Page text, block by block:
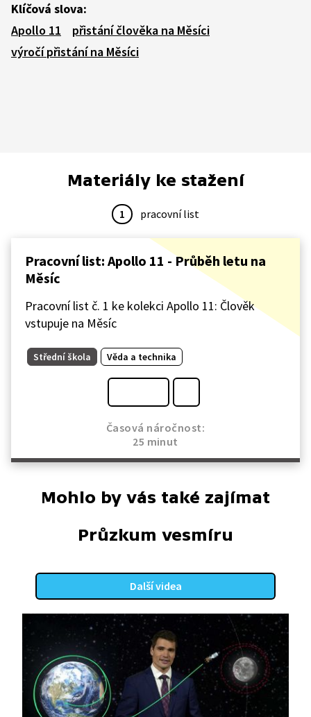
Klíčová slova:
Apollo 11
přistání člověka na Měsíci
výročí přistání na Měsíci
Materiály ke stažení
1 pracovní list
Pracovní list: Apollo 11 - Průběh letu na
Měsíc
Pracovní list č. 1 ke kolekci Apollo 11: Člověk
vstupuje na Měsíc
Střední škola Věda a technika
Časová náročnost:
25 minut
Mohlo by vás také zajímat
Průzkum vesmíru
Další videa